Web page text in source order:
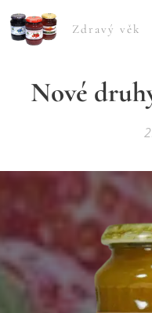
Zdravý věk
Nové